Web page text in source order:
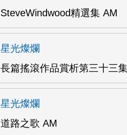
SteveWindwood精選集 AM
星光燦爛
長篇搖滾作品賞析第三十三
星光燦爛
道路之歌 AM